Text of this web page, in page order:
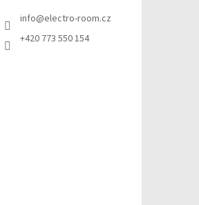
info@electro-room.cz
+420 773 550 154